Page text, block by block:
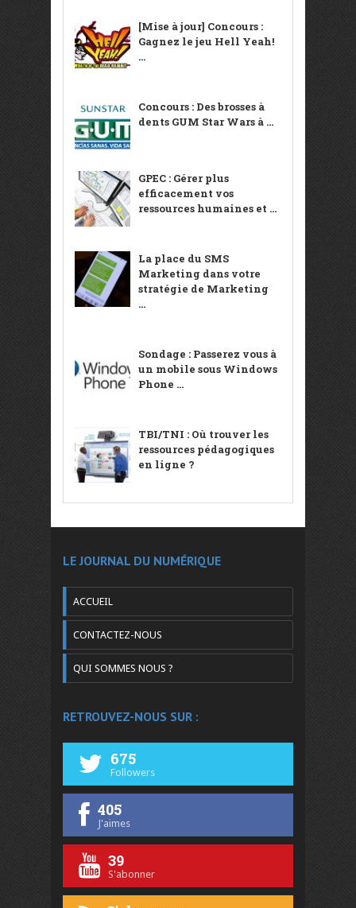
[Mise à jour] Concours :
Gagnez le jeu Hell Yeah!
...
Concours : Des brosses à
dents GUM Star Wars à ...
GPEC : Gérer plus
efficacement vos
ressources humaines et ...
La place du SMS
Marketing dans votre
stratégie de Marketing
...
Sondage : Passerez vous à
un mobile sous Windows
Phone ...
TBI/TNI : Où trouver les
ressources pédagogiques
en ligne ?
LE JOURNAL DU NUMÉRIQUE
ACCUEIL
CONTACTEZ-NOUS
QUI SOMMES NOUS ?
RETROUVEZ-NOUS SUR :
675
Followers
405
J'aimes
39
S'abonner